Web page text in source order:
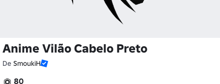
Anime Vilão Cabelo Preto
De SmoukiH
80